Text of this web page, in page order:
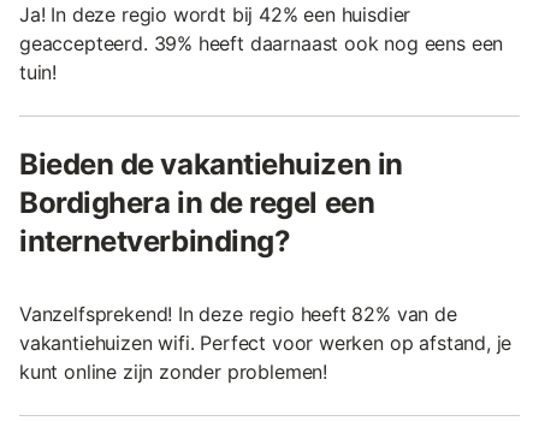
Ja! In deze regio wordt bij 42% een huisdier
geaccepteerd. 39% heeft daarnaast ook nog eens een
tuin!
Bieden de vakantiehuizen in
Bordighera in de regel een
internetverbinding?
Vanzelfsprekend! In deze regio heeft 82% van de
vakantiehuizen wifi. Perfect voor werken op afstand, je
kunt online zijn zonder problemen!